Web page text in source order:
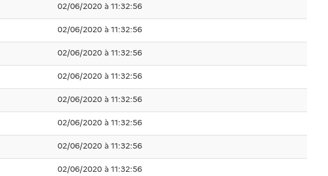
02/06/2020 à 11:32:56
02/06/2020 à 11:32:56
02/06/2020 à 11:32:56
02/06/2020 à 11:32:56
02/06/2020 à 11:32:56
02/06/2020 à 11:32:56
02/06/2020 à 11:32:56
02/06/2020 à 11:32:56